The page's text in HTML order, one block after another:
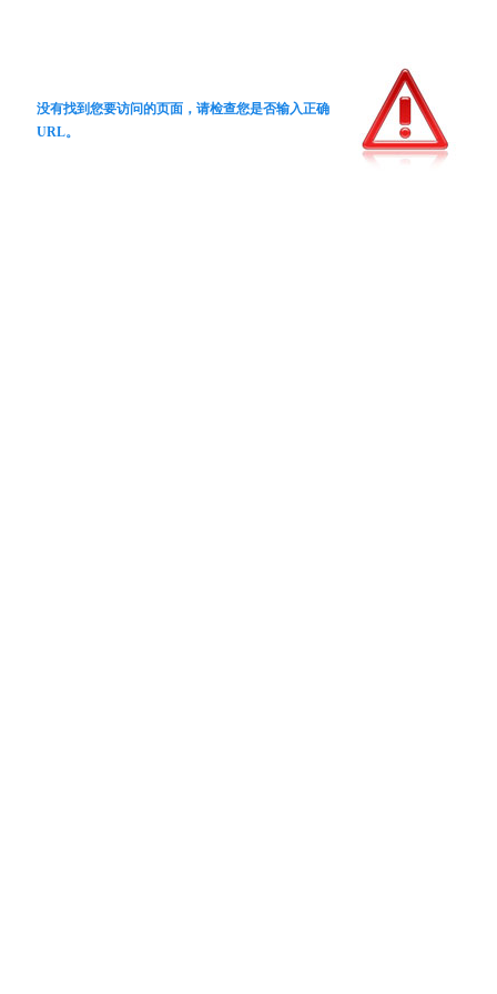
没有找到您要访问的页面，请检查您是否输入正确
URL。